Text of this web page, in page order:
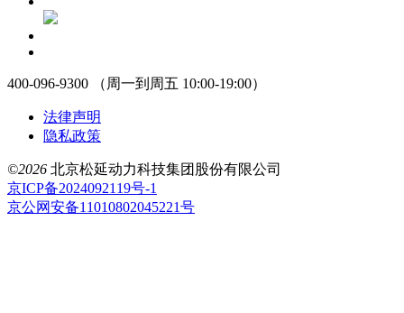
400-096-9300 （周一到周五 10:00-19:00）
法律声明
隐私政策
©2026 北京松延动力科技集团股份有限公司
京ICP备2024092119号-1
京公网安备11010802045221号